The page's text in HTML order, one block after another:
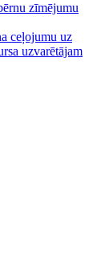
zīmējumu
ceļojumu uz
uzvarētājam